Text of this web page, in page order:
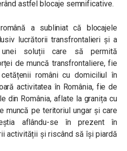
astfel blocaje semnificative.
a subliniat că blocajele
lucrătorii transfrontalieri și a
unei soluții care să permită
de muncă transfrontaliere, fie
români cu domiciliul în
activitatea în România, fie de
din România, aflate la granița cu
muncă pe teritoriul ungar și care
aflându-se în prezent în
activității și riscând să își piardă